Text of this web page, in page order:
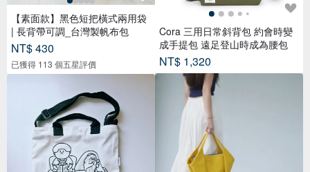
【素面款】黑色短把橫式兩用袋
| 長背帶可調_台灣製帆布包
NT$ 430
已獲得 113 個五星評價
Cora 三用日常斜背包 約會時變
成手提包 遠足登山時成為腰包
NT$ 1,320